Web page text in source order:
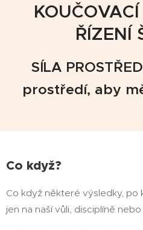
ŘÍZENÍ
SÍLA
prostředí, aby
Co když?
Co když některé výsledky, po
jen na naší vůli, disciplíně